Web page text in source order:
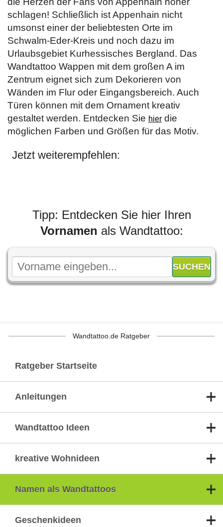
schlagen! Schließlich ist Appenhain nicht
umsonst einer der beliebtesten Orte im
Schwalm-Eder-Kreis und noch dazu im
Urlaubsgebiet Kurhessisches Bergland. Das
Wandtattoo Wappen mit dem großen A im
Zentrum eignet sich zum Dekorieren von
Wänden im Flur oder Eingangsbereich. Auch
Türen können mit dem Ornament kreativ
gestaltet werden. Entdecken Sie hier die
möglichen Farben und Größen für das Motiv.
Jetzt weiterempfehlen:
Tipp: Entdecken Sie hier Ihren
Vornamen als Wandtattoo:
Wandtattoo.de Ratgeber
Ratgeber Startseite
Anleitungen
Wandtattoo Ideen
kreative Wohnideen
Namen als Wandtattoos
Geschenkideen